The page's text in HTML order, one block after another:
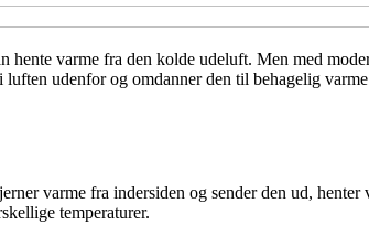
varme fra den kolde udeluft. Men med
udenfor og omdanner den til behagelig
varme fra indersiden og sender den ud,
temperaturer.